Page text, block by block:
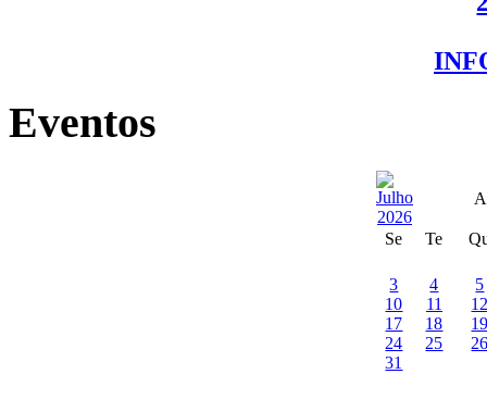
Eventos
Se Te
3 4
5
10
11
17
18
24
25
31